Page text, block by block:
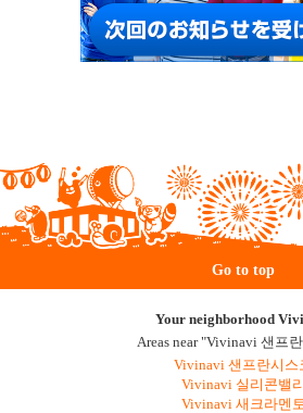
Go to top
Your neighborhood
Areas near "Vivinavi 샌프
Vivinavi 샌프란시스
Vivinavi 실리콘밸리
Vivinavi 새크라멘